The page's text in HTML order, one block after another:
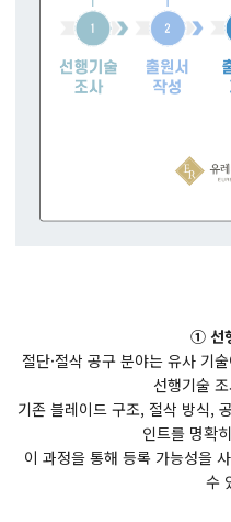
① 선
절단·절삭 공구 분야는 유사 기
선행기술
기존 블레이드 구조, 절삭 방식,
인트를 명확
이 과정을 통해 등록 가능성을
수